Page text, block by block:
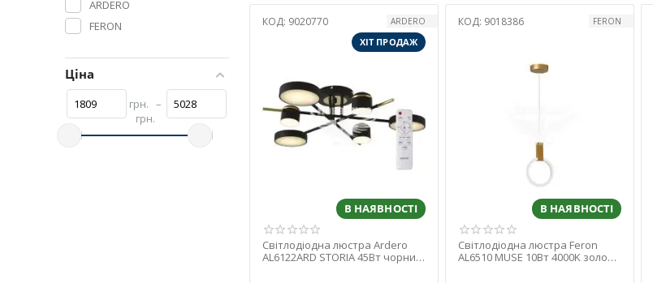
ARDERO
FERON
Ціна
грн. –
грн.
КОД: 9020770
ARDERO
ХІТ ПРОДАЖ
В НАЯВНОСТІ
Світлодіодна люстра Ardero
AL6122ARD STORIA 45Вт чорний
КОД: 9018386 FERON
В НАЯВНОСТІ
Світлодіодна люстра Feron
AL6510 MUSE 10Вт 4000K золото